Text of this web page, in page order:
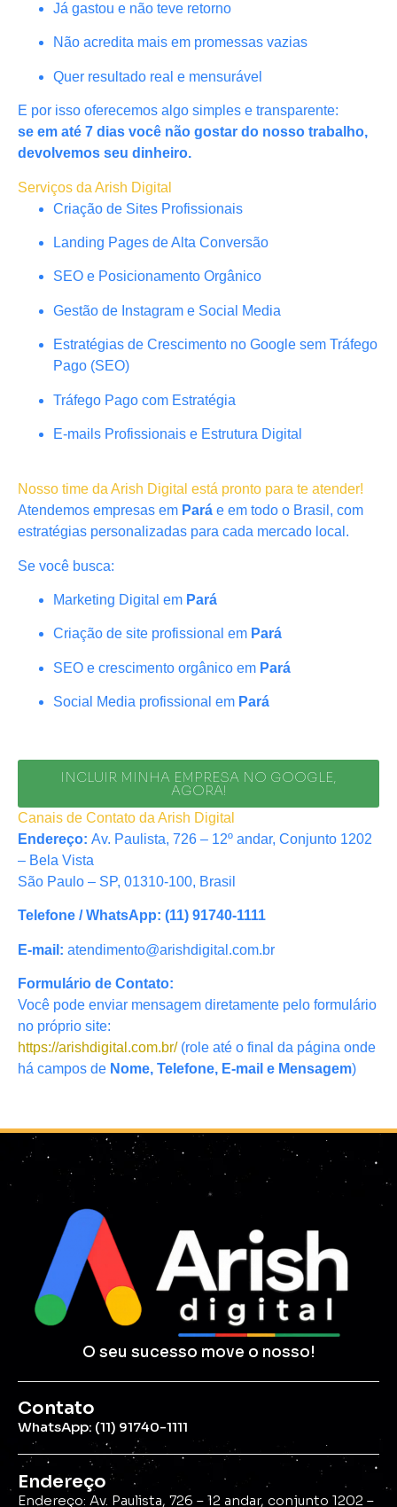
Já gastou e não teve retorno
Não acredita mais em promessas vazias
Quer resultado real e mensurável
E por isso oferecemos algo simples e transparente:
se em até 7 dias você não gostar do nosso trabalho,
devolvemos seu dinheiro.
Serviços da Arish Digital
Criação de Sites Profissionais
Landing Pages de Alta Conversão
SEO e Posicionamento Orgânico
Gestão de Instagram e Social Media
Estratégias de Crescimento no Google sem Tráfego
Pago (SEO)
Tráfego Pago com Estratégia
E-mails Profissionais e Estrutura Digital
Nosso time da Arish Digital está pronto para te atender!
Atendemos empresas em Pará e em todo o Brasil, com
estratégias personalizadas para cada mercado local.
Se você busca:
Marketing Digital em Pará
Criação de site profissional em Pará
SEO e crescimento orgânico em Pará
Social Media profissional em Pará
INCLUIR MINHA EMPRESA NO GOOGLE,
AGORA!
Canais de Contato da Arish Digital
Endereço: Av. Paulista, 726 – 12º andar, Conjunto 1202
– Bela Vista
São Paulo – SP, 01310-100, Brasil
Telefone / WhatsApp: (11) 91740-1111
E-mail: atendimento@arishdigital.com.br
Formulário de Contato:
Você pode enviar mensagem diretamente pelo formulário
no próprio site:
https://arishdigital.com.br/(role até o final da página onde
há campos de Nome, Telefone, E-mail e Mensagem)
O seu sucesso move o nosso!
Contato
WhatsApp: (11) 91740-1111
Endereço
Endereço: Av. Paulista, 726 – 12 andar, conjunto 1202 –